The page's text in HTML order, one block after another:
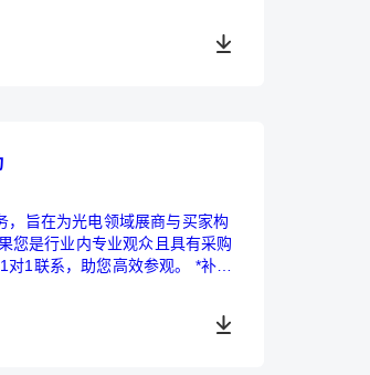
，旨在为光电领域展商与买家构
您是行业内专业观众且具有采购
1联系，助您高效参观。 *补贴